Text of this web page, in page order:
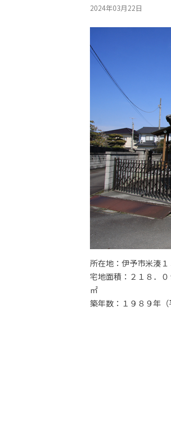
2024年03月22日
所在地：伊予市米湊
宅地面積：２１８．
㎡
築年数：１９８９年